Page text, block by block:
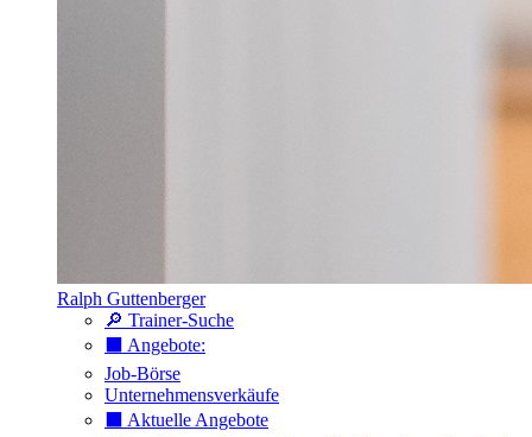
Ralph Guttenberger
🔎 Trainer-Suche
⬛️ Angebote:
Job-Börse
Unternehmensverkäufe
⬛️ Aktuelle Angebote